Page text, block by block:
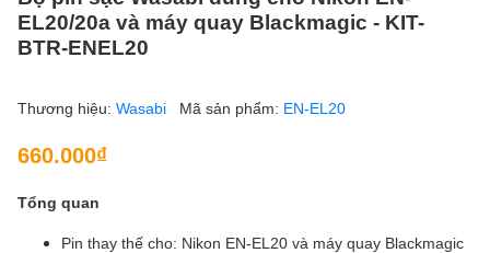
EL20/20a và máy quay Blackmagic - KIT-
BTR-ENEL20
Thương hiệu: Wasabi Mã sản phẩm: EN-EL20
660.000₫
Tổng quan
Pin thay thế cho: Nikon EN-EL20 và máy quay Blackmagic